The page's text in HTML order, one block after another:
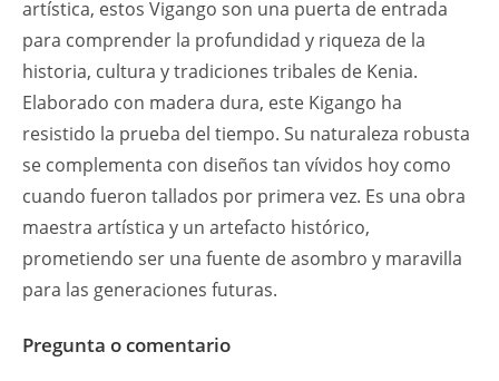
artística, estos Vigango son una puerta de entrada
para comprender la profundidad y riqueza de la
historia, cultura y tradiciones tribales de Kenia.
Elaborado con madera dura, este Kigango ha
resistido la prueba del tiempo. Su naturaleza robusta
se complementa con diseños tan vívidos hoy como
cuando fueron tallados por primera vez. Es una obra
maestra artística y un artefacto histórico,
prometiendo ser una fuente de asombro y maravilla
para las generaciones futuras.
Pregunta o comentario